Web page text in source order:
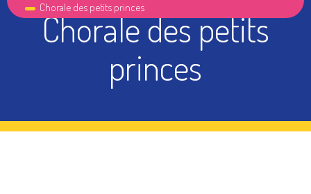
Chorale des petits princes
Chorale des petits
princes